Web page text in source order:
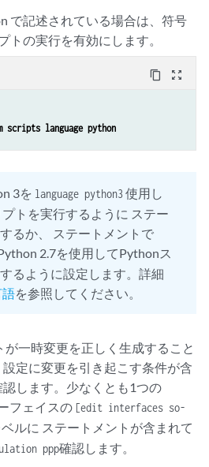
で記述されている場合は、符号
トの実行を有効にします。
content_copy zoom_out_map
scripts language python
3を language python3 使用し
トを実行するように ステー
るか、 ステートメントで
2.7を使用してPythonス
るように設定します。詳細
語を参照してください。
が一時変更を正しく生成すること
定に変更を引き起こす条件が含
します。少なくとも1つの
フェイスの [edit interfaces so-
ルに ステートメントが含まれて
ppp確認します。